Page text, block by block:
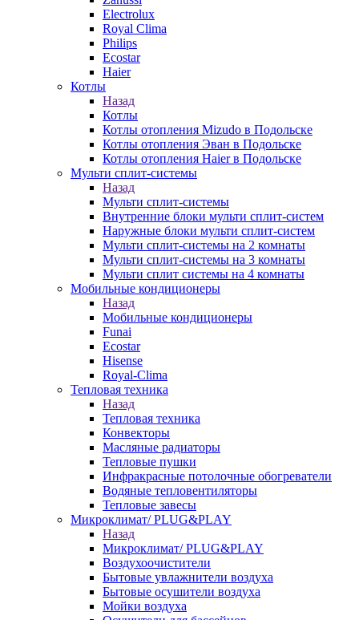
Electrolux
Royal Clima
Philips
Ecostar
Haier
Котлы
Назад
Котлы
Котлы отопления Mizudo в Подольске
Котлы отопления Эван в Подольске
Котлы отопления Haier в Подольске
Мульти сплит-системы
Назад
Мульти сплит-системы
Внутренние блоки мульти сплит-систем
Наружные блоки мульти сплит-систем
Мульти сплит-системы на 2 комнаты
Мульти сплит-системы на 3 комнаты
Мульти сплит системы на 4 комнаты
Мобильные кондиционеры
Назад
Мобильные кондиционеры
Funai
Ecostar
Hisense
Royal-Clima
Тепловая техника
Назад
Тепловая техника
Конвекторы
Масляные радиаторы
Тепловые пушки
Инфракрасные потолочные обогреватели
Водяные тепловентиляторы
Тепловые завесы
Микроклимат/ PLUG&PLAY
Назад
Микроклимат/ PLUG&PLAY
Воздухоочистители
Бытовые увлажнители воздуха
Бытовые осушители воздуха
Мойки воздуха